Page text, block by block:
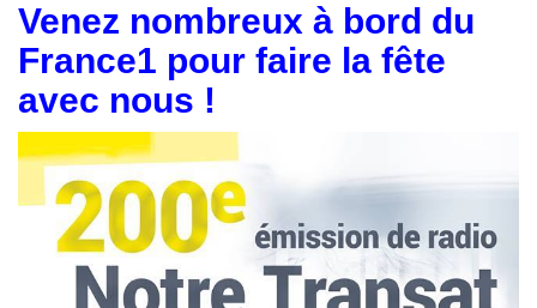
Venez nombreux à bord du
France1 pour faire la fête
avec nous !